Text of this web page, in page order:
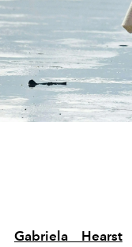
Gabriela Hearst